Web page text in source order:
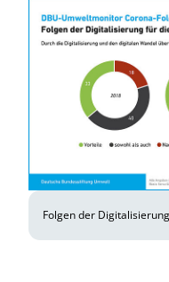
Folgen der